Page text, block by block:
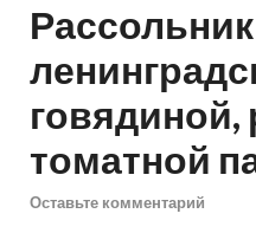
говядиной,
томатной
Оставьте комментарий